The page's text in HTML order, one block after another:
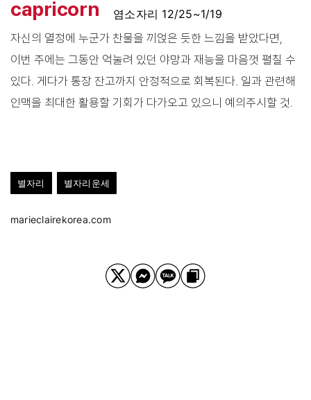
capricorn
염소자리 12/25~1/19
자신의 열정에 누군가 찬물을 끼얹은 듯한 느낌을 받았다면,
이번 주에는 그동안 억눌려 있던 야망과 재능을 마음껏 펼칠 수
있다. 게다가 통장 잔고까지 안정적으로 회복된다. 일과 관련해
인맥을 최대한 활용할 기회가 다가오고 있으니 예의주시할 것.
별자리 별자리운세
marieclairekorea.com